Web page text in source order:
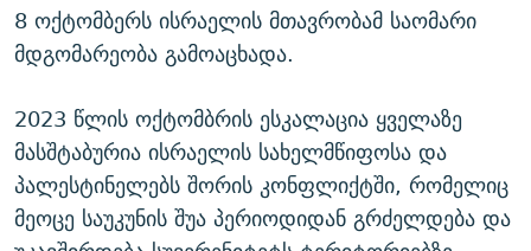
8 ოქტომბერს ისრაელის მთავრობამ საომარი
მდგომარეობა გამოაცხადა.
2023 წლის ოქტომბრის ესკალაცია ყველაზე
მასშტაბურია ისრაელის სახელმწიფოსა და
პალესტინელებს შორის კონფლიქტში, რომელიც
მეოცე საუკუნის შუა პერიოდიდან გრძელდება და